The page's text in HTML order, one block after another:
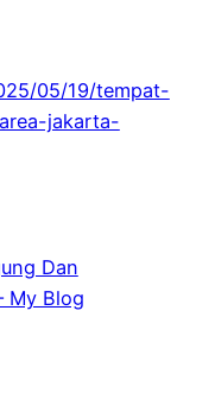
05/19/tempat-
jakarta-
Dan
My Blog